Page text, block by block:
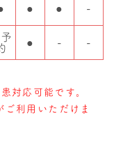
● ●
-
● - -
対応可能です。
利用いただけま